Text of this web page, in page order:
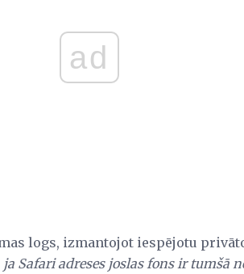
ad
logs, izmantojot iespējotu
Safari adreses joslas fons ir tumšā